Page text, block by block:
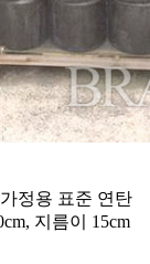
정용 표준 연탄
지름이 15cm